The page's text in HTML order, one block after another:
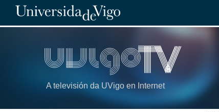
A televisión da UVigo en Internet